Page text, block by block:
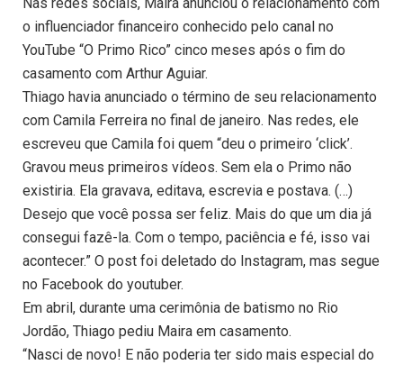
o influenciador financeiro conhecido pelo canal no
YouTube “O Primo Rico” cinco meses após o fim do
casamento com Arthur Aguiar.
Thiago havia anunciado o término de seu relacionamento
com Camila Ferreira no final de janeiro. Nas redes, ele
escreveu que Camila foi quem “deu o primeiro ‘click’.
Gravou meus primeiros vídeos. Sem ela o Primo não
existiria. Ela gravava, editava, escrevia e postava. (…)
Desejo que você possa ser feliz. Mais do que um dia já
consegui fazê-la. Com o tempo, paciência e fé, isso vai
acontecer.” O post foi deletado do Instagram, mas segue
no Facebook do youtuber.
Em abril, durante uma cerimônia de batismo no Rio
Jordão, Thiago pediu Maira em casamento.
“Nasci de novo! E não poderia ter sido mais especial do